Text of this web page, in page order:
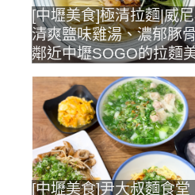
[中壢美食]極清拉麵|威
清爽鹽味雞湯、濃郁豚
鄰近中壢SOGO的拉麵
[中壢美食]尹大叔麵食